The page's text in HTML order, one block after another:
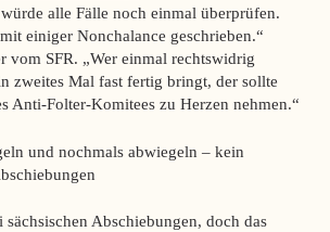
alle Fälle noch einmal überprüfen.
einiger Nonchalance geschrieben.“
vom SFR. „Wer einmal rechtswidrig
zweites Mal fast fertig bringt, der sollte
Anti-Folter-Komitees zu Herzen nehmen.“
und nochmals abwiegeln – kein
Abschiebungen, doch das